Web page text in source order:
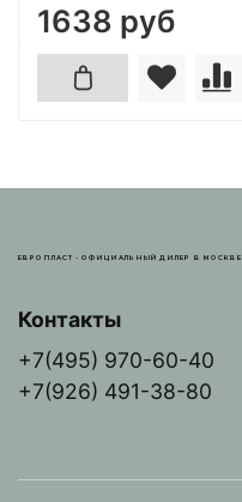
1638 руб
ЕВРОПЛАСТ - ОФИЦИАЛЬНЫЙ ДИЛЕР В МОСКВЕ
Контакты
+7(495) 970-60-40
+7(926) 491-38-80